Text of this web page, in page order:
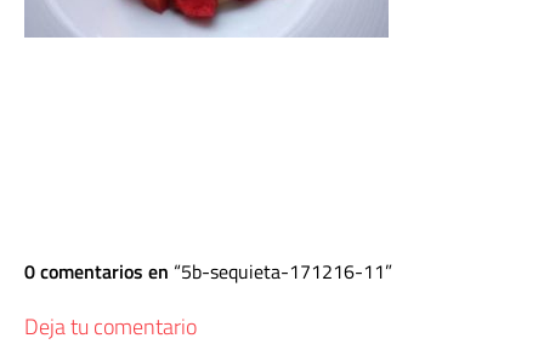
0 comentarios en 5b-sequieta-171216-11
Deja tu comentario